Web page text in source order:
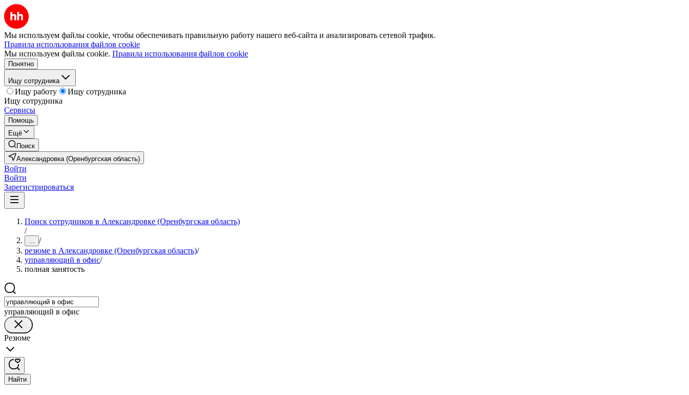
Мы используем файлы cookie, чтобы обеспечивать правильную работу нашего веб-сайта и анализировать сетевой трафик.
Правила использования файлов cookie
Мы используем файлы cookie. Правила использования файлов cookie
Понятно
Ищу сотрудника
Ищу работу
Ищу сотрудника
Ищу сотрудника
Сервисы
Помощь
Ещё
Поиск
Александровка (Оренбургская область)
Войти
Войти
Зарегистрироваться
Поиск сотрудников в Александровке (Оренбургская область)
/
... /
резюме в Александровке (Оренбургская область)/
управляющий в офис/
полная занятость
управляющий в офис
Резюме
Найти